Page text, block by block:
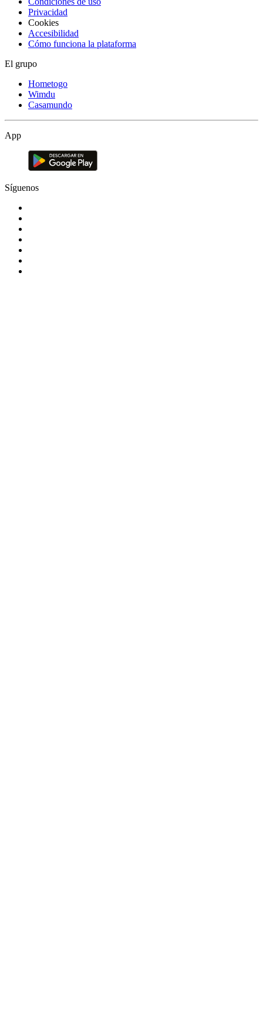
Privacidad
Cookies
Accesibilidad
Cómo funciona la plataforma
El grupo
Hometogo
Wimdu
Casamundo
App
Síguenos